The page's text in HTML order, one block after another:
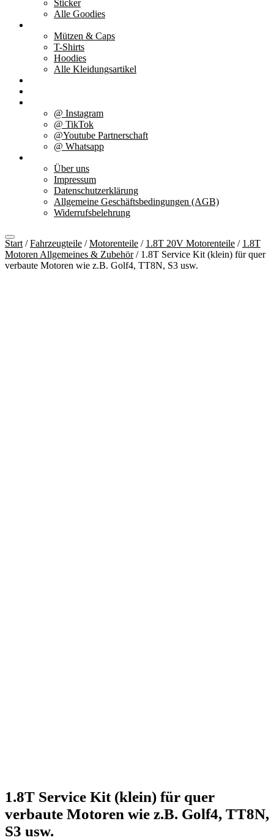
Sticker
Alle Goodies
Mützen & Caps
T-Shirts
Hoodies
Alle Kleidungsartikel
@ Instagram
@ TikTok
@Youtube Partnerschaft
@ Whatsapp
Über uns
Impressum
Datenschutzerklärung
Allgemeine Geschäftsbedingungen (AGB)
Widerrufsbelehrung
Start /Fahrzeugteile /Motorenteile / 1.8T 20V Motorenteile / 1.8T
Motoren Allgemeines & Zubehör/ 1.8T Service Kit (klein) für quer
verbaute Motoren wie z.B. Golf4, TT8N, S3 usw.
1.8T Service Kit (klein) für quer
verbaute Motoren wie z.B. Golf4, TT8N,
S3 usw.